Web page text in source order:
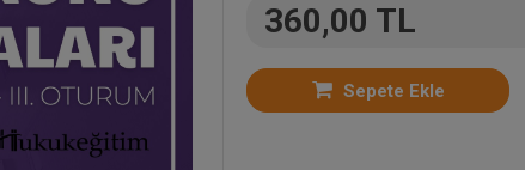
360,00 TL
Sepete Ekle